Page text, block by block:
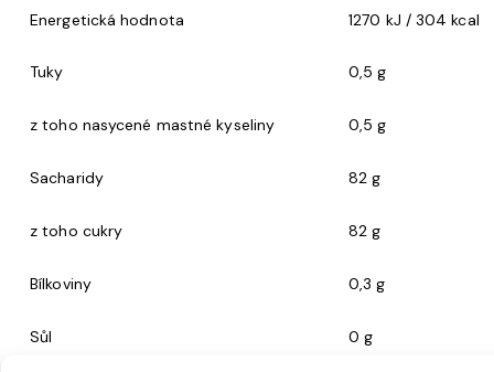
Energetická hodnota 1270 kJ / 304 kcal
Tuky 0,5 g
z toho nasycené mastné kyseliny 0,5 g
Sacharidy 82 g
z toho cukry 82 g
Bílkoviny 0,3 g
Sůl 0 g